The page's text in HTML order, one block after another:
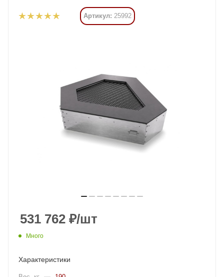
Артикул: 25992
531 762 ₽/шт
Много
Характеристики